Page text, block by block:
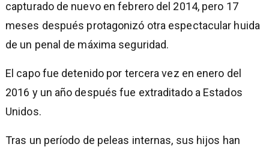
capturado de nuevo en febrero del 2014, pero 17
meses después protagonizó otra espectacular huida
de un penal de máxima seguridad.
El capo fue detenido por tercera vez en enero del
2016 y un año después fue extraditado a Estados
Unidos.
Tras un período de peleas internas, sus hijos han